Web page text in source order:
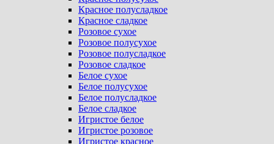
Красное полусладкое
Красное сладкое
Розовое сухое
Розовое полусухое
Розовое полусладкое
Розовое сладкое
Белое сухое
Белое полусухое
Белое полусладкое
Белое сладкое
Игристое белое
Игристое розовое
Игристое красное